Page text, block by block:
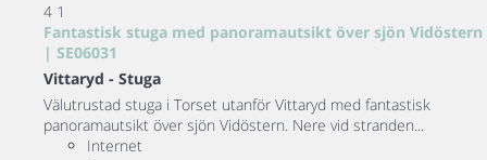
4 1
Fantastisk stuga med panoramautsikt över sjön Vidöstern
| SE06031
Vittaryd - Stuga
Välutrustad stuga i Torset utanför Vittaryd med fantastisk
panoramautsikt över sjön Vidöstern. Nere vid stranden...
Internet